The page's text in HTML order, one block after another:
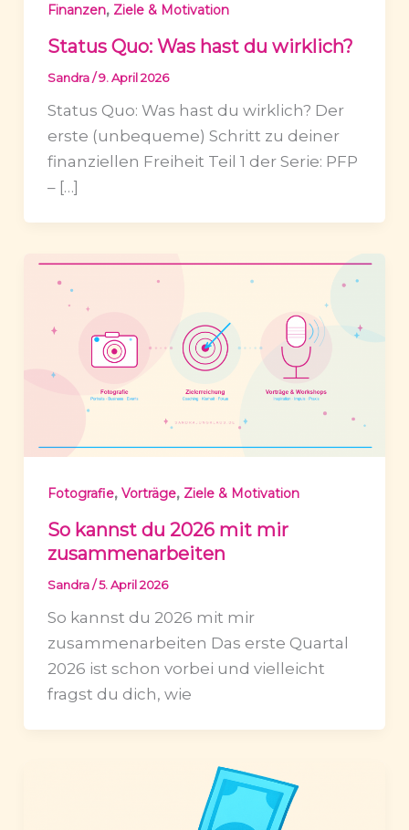
Finanzen, Ziele & Motivation
Status Quo: Was hast du wirklich?
Sandra/9. April 2026
Status Quo: Was hast du wirklich? Der
erste (unbequeme) Schritt zu deiner
finanziellen Freiheit Teil 1 der Serie: PFP
– […]
Fotografie, Vorträge, Ziele & Motivation
So kannst du 2026 mit mir
zusammenarbeiten
Sandra/5. April 2026
So kannst du 2026 mit mir
zusammenarbeiten Das erste Quartal
2026 ist schon vorbei und vielleicht
fragst du dich, wie